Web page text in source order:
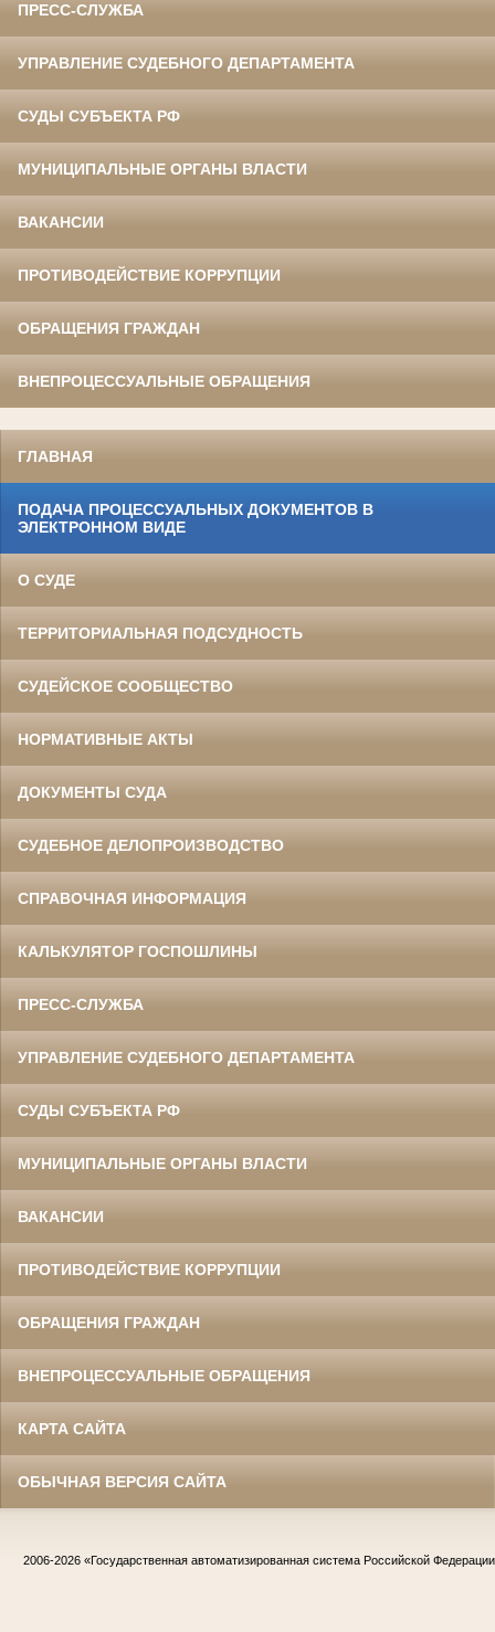
ПРЕСС-СЛУЖБА
УПРАВЛЕНИЕ СУДЕБНОГО ДЕПАРТАМЕНТА
СУДЫ СУБЪЕКТА РФ
МУНИЦИПАЛЬНЫЕ ОРГАНЫ ВЛАСТИ
ВАКАНСИИ
ПРОТИВОДЕЙСТВИЕ КОРРУПЦИИ
ОБРАЩЕНИЯ ГРАЖДАН
ВНЕПРОЦЕССУАЛЬНЫЕ ОБРАЩЕНИЯ
ГЛАВНАЯ
ПОДАЧА ПРОЦЕССУАЛЬНЫХ ДОКУМЕНТОВ В
ЭЛЕКТРОННОМ ВИДЕ
О СУДЕ
ТЕРРИТОРИАЛЬНАЯ ПОДСУДНОСТЬ
СУДЕЙСКОЕ СООБЩЕСТВО
НОРМАТИВНЫЕ АКТЫ
ДОКУМЕНТЫ СУДА
СУДЕБНОЕ ДЕЛОПРОИЗВОДСТВО
СПРАВОЧНАЯ ИНФОРМАЦИЯ
КАЛЬКУЛЯТОР ГОСПОШЛИНЫ
ПРЕСС-СЛУЖБА
УПРАВЛЕНИЕ СУДЕБНОГО ДЕПАРТАМЕНТА
СУДЫ СУБЪЕКТА РФ
МУНИЦИПАЛЬНЫЕ ОРГАНЫ ВЛАСТИ
ВАКАНСИИ
ПРОТИВОДЕЙСТВИЕ КОРРУПЦИИ
ОБРАЩЕНИЯ ГРАЖДАН
ВНЕПРОЦЕССУАЛЬНЫЕ ОБРАЩЕНИЯ
КАРТА САЙТА
ОБЫЧНАЯ ВЕРСИЯ САЙТА
2006-2026 «Государственная автоматизированная система Российской